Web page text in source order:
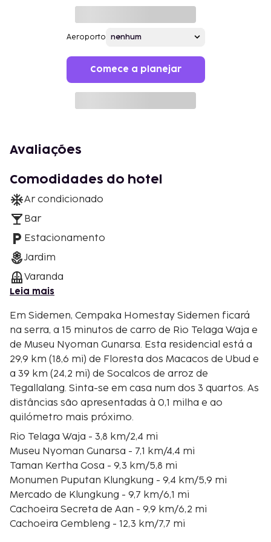
Aeroporto
Comece a planejar
Avaliações
Comodidades do hotel
Ar condicionado
Bar
Estacionamento
Jardim
Varanda
Leia mais
Em Sidemen, Cempaka Homestay Sidemen ficará
na serra, a 15 minutos de carro de Rio Telaga Waja e
de Museu Nyoman Gunarsa. Esta residencial está a
29,9 km (18,6 mi) de Floresta dos Macacos de Ubud e
a 39 km (24,2 mi) de Socalcos de arroz de
Tegallalang. Sinta-se em casa num dos 3 quartos. As
distâncias são apresentadas à 0,1 milha e ao
quilómetro mais próximo.
Rio Telaga Waja - 3,8 km/2,4 mi
Museu Nyoman Gunarsa - 7,1 km/4,4 mi
Taman Kertha Gosa - 9,3 km/5,8 mi
Monumen Puputan Klungkung - 9,4 km/5,9 mi
Mercado de Klungkung - 9,7 km/6,1 mi
Cachoeira Secreta de Aan - 9,9 km/6,2 mi
Cachoeira Gembleng - 12,3 km/7,7 mi